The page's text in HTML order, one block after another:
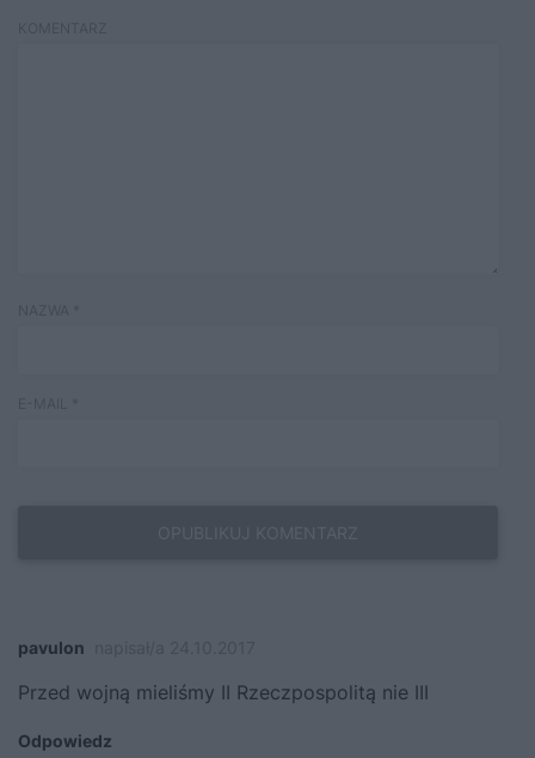
pavulon
Przed wojną mieliśmy II Rzeczpospolitą nie III
Odpowiedz